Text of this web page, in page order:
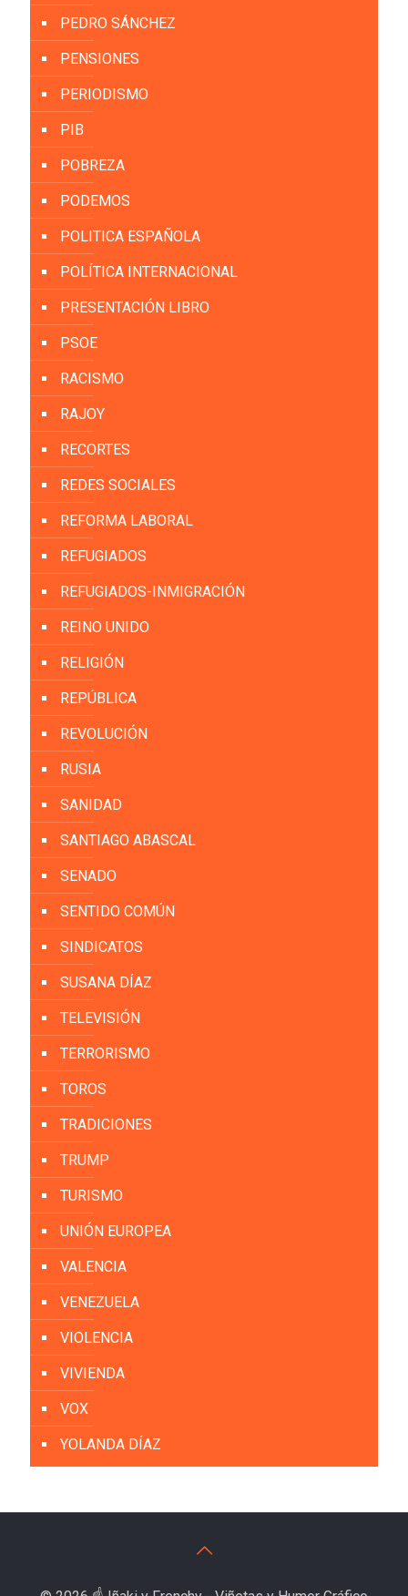
PEDRO SÁNCHEZ
PENSIONES
PERIODISMO
PIB
POBREZA
PODEMOS
POLITICA ESPAÑOLA
POLÍTICA INTERNACIONAL
PRESENTACIÓN LIBRO
PSOE
RACISMO
RAJOY
RECORTES
REDES SOCIALES
REFORMA LABORAL
REFUGIADOS
REFUGIADOS-INMIGRACIÓN
REINO UNIDO
RELIGIÓN
REPÚBLICA
REVOLUCIÓN
RUSIA
SANIDAD
SANTIAGO ABASCAL
SENADO
SENTIDO COMÚN
SINDICATOS
SUSANA DÍAZ
TELEVISIÓN
TERRORISMO
TOROS
TRADICIONES
TRUMP
TURISMO
UNIÓN EUROPEA
VALENCIA
VENEZUELA
VIOLENCIA
VIVIENDA
VOX
YOLANDA DÍAZ